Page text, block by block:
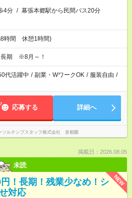
4分 / 幕張本郷駅から民間バス20分
8時間 休憩1時間)
長期 ※8月～！
代活躍中 / 副業・WワークOK / 服装自由 /
応募する 詳細へ
ソルテンプスタッフ株式会社 首都圏
掲載日：2026.08.05
未読
NEW
円！長期！残業少なめ！シ
対応